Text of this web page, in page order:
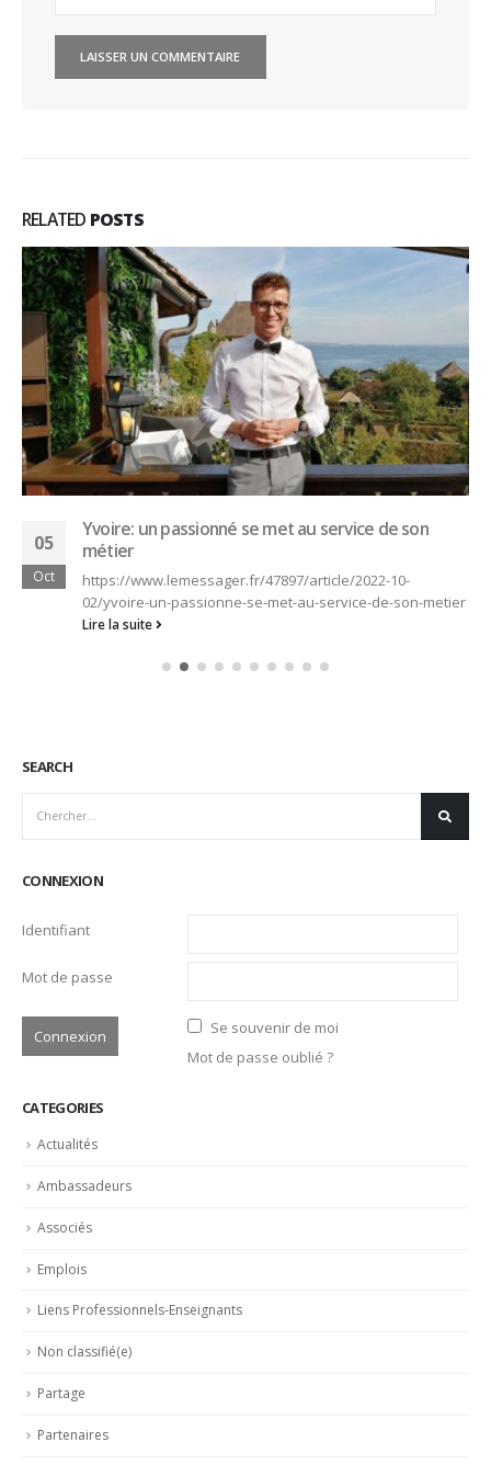
RELATED POSTS
05
Oct
Yvoire: un passionné se met au service de son
métier
https://www.lemessager.fr/47897/article/2022-10-
02/yvoire-un-passionne-se-met-au-service-de-son-metier
Lire la suite
SEARCH
CONNEXION
Identifiant
Mot de passe
Se souvenir de moi
Mot de passe oublié ?
CATEGORIES
Actualités
Ambassadeurs
Associés
Emplois
Liens Professionnels-Enseignants
Non classifié(e)
Partage
Partenaires